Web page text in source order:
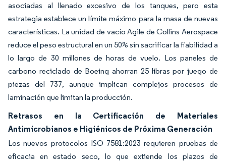
asociadas al llenado excesivo de los tanques, pero esta
estrategia establece un límite máximo para la masa de nuevas
características. La unidad de vacío Agile de Collins Aerospace
reduce el peso estructural en un 50% sin sacrificar la fiabilidad a
lo largo de 30 millones de horas de vuelo. Los paneles de
carbono reciclado de Boeing ahorran 25 libras por juego de
piezas del 737, aunque implican complejos procesos de
laminación que limitan la producción.
Retrasos en la Certificación de Materiales
Antimicrobianos e Higiénicos de Próxima Generación
Los nuevos protocolos ISO 7581:2023 requieren pruebas de
eficacia en estado seco, lo que extiende los plazos de